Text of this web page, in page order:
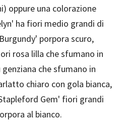
oppure una colorazione
ha fiori medio grandi di
porpora scuro,
rosa lilla che sfumano in
che sfumano in
chiaro con gola bianca,
Gem' fiori grandi
al bianco.